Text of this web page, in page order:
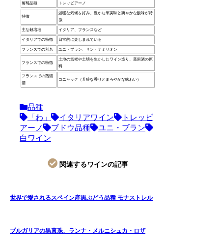
葡萄品種 トレッビアーノ
特徴
温暖な気候を好み、豊かな果実味と爽やかな酸味が特
徴
主な栽培地 イタリア、フランスなど
イタリアでの特徴 日常的に楽しまれている
フランスでの別名 ユニ・ブラン、サン・テミリオン
フランスでの特徴
土地の気候や土壌を生かしたワイン造り、蒸留酒の原
料
フランスでの蒸留
酒
コニャック（芳醇な香りとまろやかな味わい）
品種
「わ」
イタリアワイン
トレッビ
アーノ
ブドウ品種
ユニ・ブラン
白ワイン
関連するワインの記事
世界で愛されるスペイン産黒ぶどう品種 モナストレル
ブルガリアの黒真珠、ランナ・メルニシュカ・ロザ